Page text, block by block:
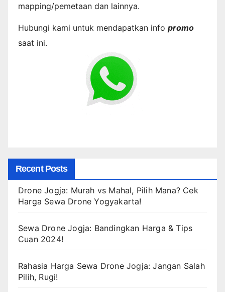
mapping/pemetaan dan lainnya.
Hubungi kami untuk mendapatkan info promo
saat ini.
Recent Posts
Drone Jogja: Murah vs Mahal, Pilih Mana? Cek
Harga Sewa Drone Yogyakarta!
Sewa Drone Jogja: Bandingkan Harga & Tips
Cuan 2024!
Rahasia Harga Sewa Drone Jogja: Jangan Salah
Pilih, Rugi!